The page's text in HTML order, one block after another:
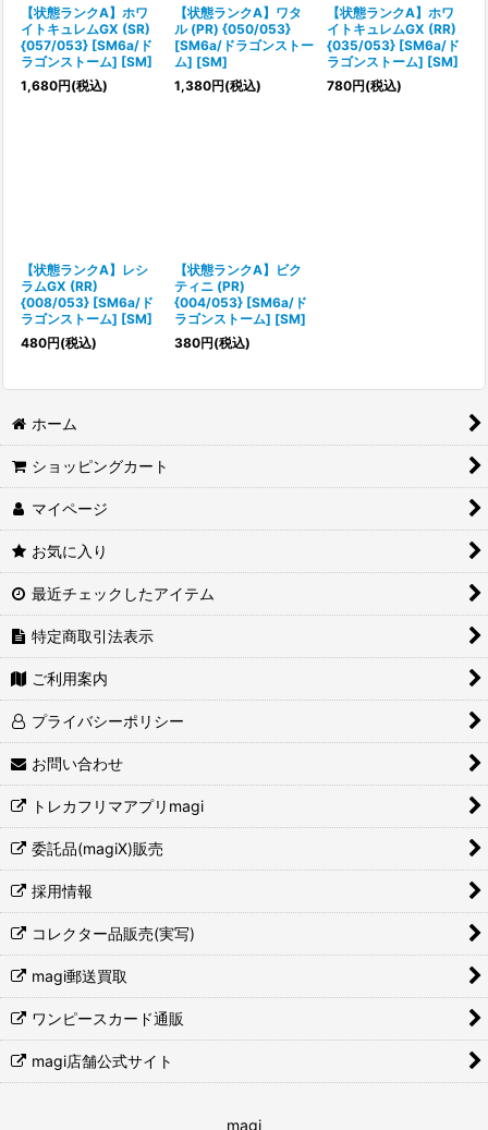
【状態ランクA】ホワ
イトキュレムGX (SR)
{057/053} [SM6a/ド
ラゴンストーム] [SM]
1,680円(税込)
【状態ランクA】ワタ
ル (PR) {050/053}
[SM6a/ドラゴンストー
ム] [SM]
1,380円(税込)
【状態ランクA】ホワ
イトキュレムGX (RR)
{035/053} [SM6a/ド
ラゴンストーム] [SM]
780円(税込)
【状態ランクA】レシ
ラムGX (RR)
{008/053} [SM6a/ド
ラゴンストーム] [SM]
480円(税込)
【状態ランクA】ビク
ティニ (PR)
{004/053} [SM6a/ド
ラゴンストーム] [SM]
380円(税込)
ホーム
ショッピングカート
マイページ
お気に入り
最近チェックしたアイテム
特定商取引法表示
ご利用案内
プライバシーポリシー
お問い合わせ
トレカフリマアプリmagi
委託品(magiX)販売
採用情報
コレクター品販売(実写)
magi郵送買取
ワンピースカード通販
magi店舗公式サイト
magi